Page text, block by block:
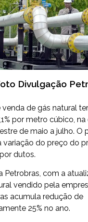
Divulgação
de gás natural
por metro cúbico,
de maio a julho. O
variação do preço do
dutos.
Petrobras, com a
vendido pela
acumula redução de
25% no ano.